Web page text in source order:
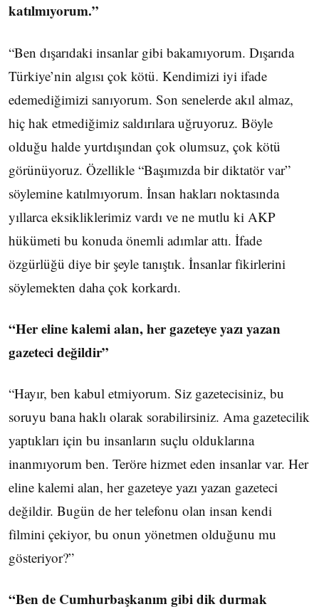
katılmıyorum.”
“Ben dışarıdaki insanlar gibi bakamıyorum. Dışarıda
Türkiye’nin algısı çok kötü. Kendimizi iyi ifade
edemediğimizi sanıyorum. Son senelerde akıl almaz,
hiç hak etmediğimiz saldırılara uğruyoruz. Böyle
olduğu halde yurtdışından çok olumsuz, çok kötü
görünüyoruz. Özellikle “Başımızda bir diktatör var”
söylemine katılmıyorum. İnsan hakları noktasında
yıllarca eksikliklerimiz vardı ve ne mutlu ki AKP
hükümeti bu konuda önemli adımlar attı. İfade
özgürlüğü diye bir şeyle tanıştık. İnsanlar fikirlerini
söylemekten daha çok korkardı.
“Her eline kalemi alan, her gazeteye yazı yazan
gazeteci değildir”
“Hayır, ben kabul etmiyorum. Siz gazetecisiniz, bu
soruyu bana haklı olarak sorabilirsiniz. Ama gazetecilik
yaptıkları için bu insanların suçlu olduklarına
inanmıyorum ben. Teröre hizmet eden insanlar var. Her
eline kalemi alan, her gazeteye yazı yazan gazeteci
değildir. Bugün de her telefonu olan insan kendi
filmini çekiyor, bu onun yönetmen olduğunu mu
gösteriyor?”
“Ben de Cumhurbaşkanım gibi dik durmak